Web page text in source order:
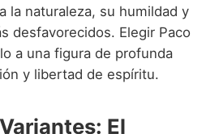
la naturaleza, su humildad y
desfavorecidos. Elegir Paco
a una figura de profunda
y libertad de espíritu.
El